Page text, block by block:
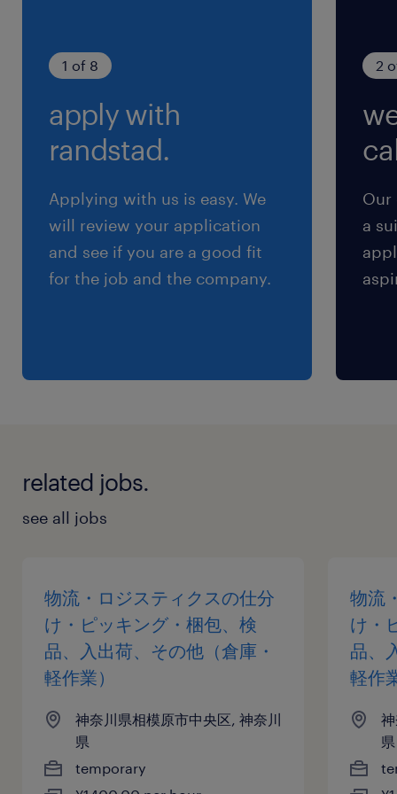
週休2日
月・火休みもしくは木・金休み ※別途、長期
休暇あり(GW、お盆、年末年始は各9日間ほど)
就業時間
14:00-23:00（実働8時間00分・休憩60分）
1 of 8
apply with
randstad.
Applying with us is easy. We
will review your application
and see if you are a good fit
for the job and the company.
2
Our
a
related jobs.
see all jobs
物流・ロジスティクスの仕分
け・ピッキング・梱包、検
品、入出荷、その他（倉庫・
軽作業）
神奈川県相模原市中央区, 神奈川
県
temporary
物流
け・
品、
軽作
県